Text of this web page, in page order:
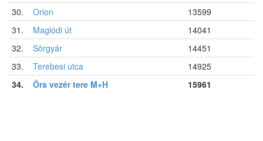
30.
Orion
13599
31.
Maglódi út
14041
32.
Sörgyár
14451
33.
Terebesi utca
14925
34.
Örs vezér tere M+H 15961